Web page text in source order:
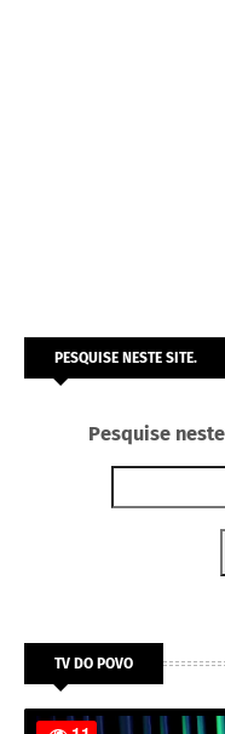
PESQUISE NESTE SITE.
Pesquise
TV DO POVO